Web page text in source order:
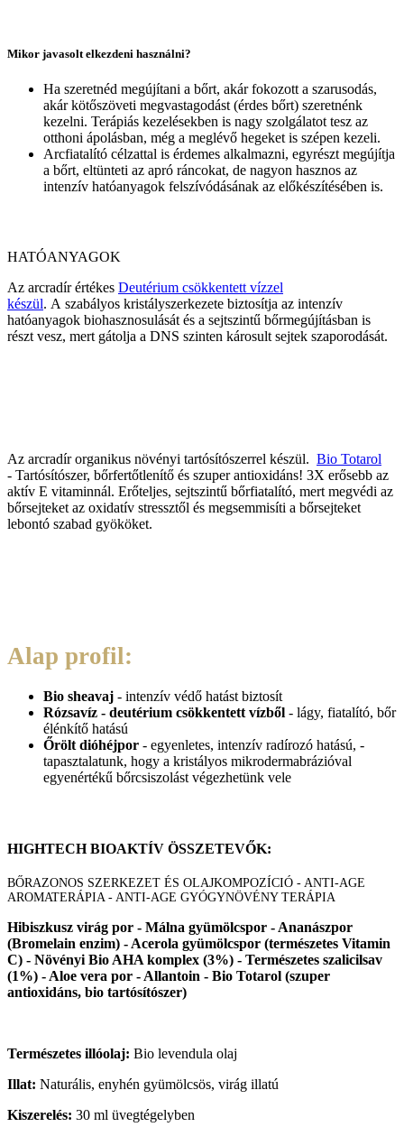
Mikor javasolt elkezdeni használni?
Ha szeretnéd megújítani a bőrt, akár fokozott a szarusodás,
akár kötőszöveti megvastagodást (érdes bőrt) szeretnénk
kezelni. Terápiás kezelésekben is nagy szolgálatot tesz az
otthoni ápolásban, még a meglévő hegeket is szépen kezeli.
Arcfiatalító célzattal is érdemes alkalmazni, egyrészt megújítja
a bőrt, eltünteti az apró ráncokat, de nagyon hasznos az
intenzív hatóanyagok felszívódásának az előkészítésében is.
HATÓANYAGOK
Az arcradír értékes Deutérium csökkentett vízzel
készül. A szabályos kristályszerkezete biztosítja az intenzív
hatóanyagok biohasznosulását és a sejtszintű bőrmegújításban is
részt vesz, mert gátolja a DNS szinten károsult sejtek szaporodását.
Az arcradír organikus növényi tartósítószerrel készül. Bio Totarol
- Tartósítószer, bőrfertőtlenítő és szuper antioxidáns! 3X erősebb az
aktív E vitaminnál. Erőteljes, sejtszintű bőrfiatalító, mert megvédi az
bőrsejteket az oxidatív stressztől és megsemmisíti a bőrsejteket
lebontó szabad gyököket.
Alap profil:
Bio sheavaj - intenzív védő hatást biztosít
Rózsavíz - deutérium csökkentett vízből - lágy, fiatalító, bőr
élénkítő hatású
Őrölt dióhéjpor - egyenletes, intenzív radírozó hatású, -
tapasztalatunk, hogy a kristályos mikrodermabrázióval
egyenértékű bőrcsiszolást végezhetünk vele
HIGHTECH BIOAKTÍV ÖSSZETEVŐK:
BŐRAZONOS SZERKEZET ÉS OLAJKOMPOZÍCIÓ - ANTI-AGE
AROMATERÁPIA - ANTI-AGE GYÓGYNÖVÉNY TERÁPIA
Hibiszkusz virág por - Málna gyümölcspor - Ananászpor
(Bromelain enzim) - Acerola gyümölcspor (természetes Vitamin
C) - Növényi Bio AHA komplex (3%) - Természetes szalicilsav
(1%) - Aloe vera por - Allantoin - Bio Totarol (szuper
antioxidáns, bio tartósítószer)
Természetes illóolaj: Bio levendula olaj
Illat: Naturális, enyhén gyümölcsös, virág illatú
Kiszerelés: 30 ml üvegtégelyben